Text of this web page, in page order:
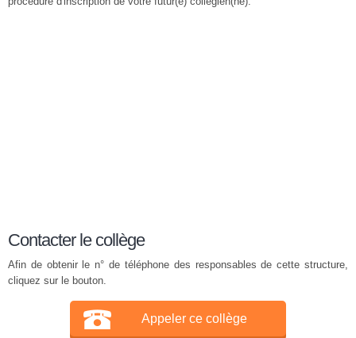
Contacter le collège
Afin de obtenir le n° de téléphone des responsables de cette structure,
cliquez sur le bouton.
Appeler ce collège